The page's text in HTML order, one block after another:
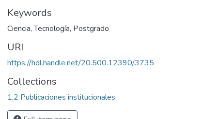
Keywords
Ciencia, Tecnología, Postgrado
URI
https://hdl.handle.net/20.500.12390/3735
Collections
1.2 Publicaciones institucionales